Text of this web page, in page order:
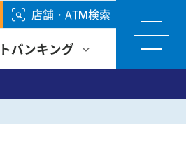
店舗・ATM検索
バンキング